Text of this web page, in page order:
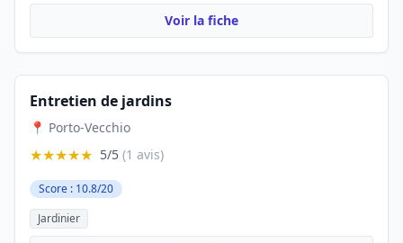
Voir la fiche
Entretien de jardins
📍 Porto-Vecchio
★★★★★ 5/5 (1 avis)
Score : 10.8/20
Jardinier